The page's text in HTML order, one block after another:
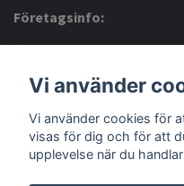
Företagsinfo:
Sociala medier
Vi använder
Vi använder cookies för
visas för dig och för att
upplevelse när du